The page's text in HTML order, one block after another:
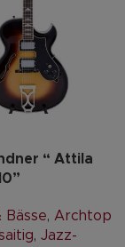
“ Attila
Bässe, Archtop
, Jazz-